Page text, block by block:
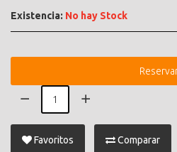
Existencia: No hay Stock
Favoritos Comparar